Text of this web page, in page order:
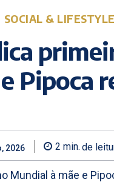
SOCIAL & LIFESTYLE
Pipoca
2026 2 min. de
Mundial à mãe e